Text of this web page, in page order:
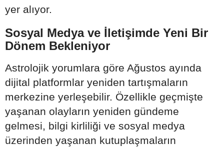
yer alıyor.
Sosyal Medya ve İletişimde Yeni Bir
Dönem Bekleniyor
Astrolojik yorumlara göre Ağustos ayında
dijital platformlar yeniden tartışmaların
merkezine yerleşebilir. Özellikle geçmişte
yaşanan olayların yeniden gündeme
gelmesi, bilgi kirliliği ve sosyal medya
üzerinden yaşanan kutuplaşmaların